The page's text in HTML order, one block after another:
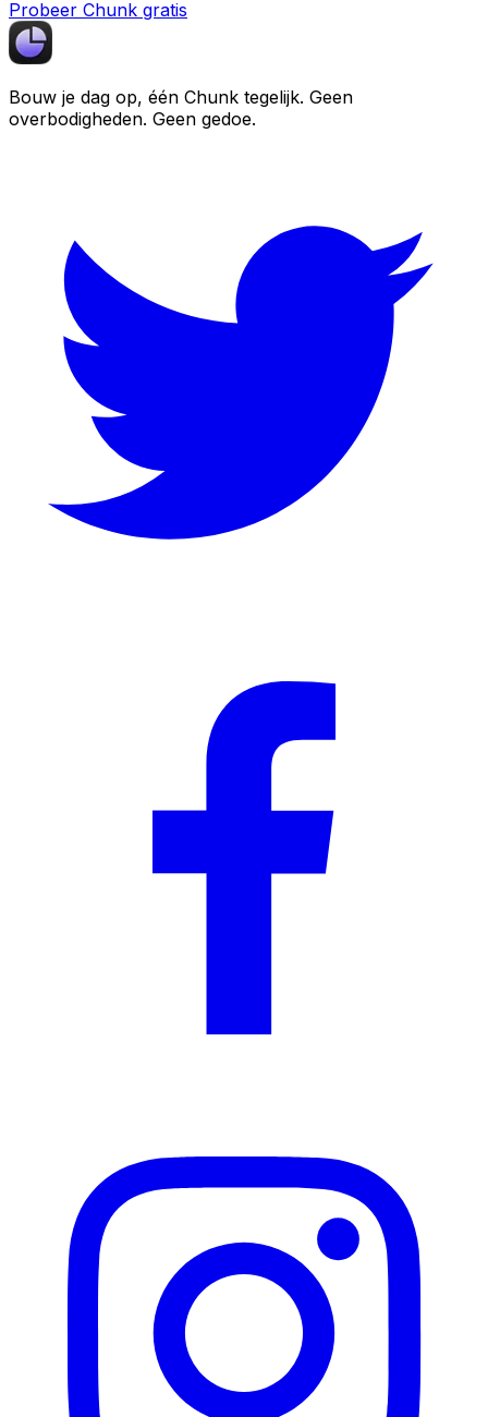
Probeer Chunk gratis
Bouw je dag op, één Chunk tegelijk. Geen
overbodigheden. Geen gedoe.